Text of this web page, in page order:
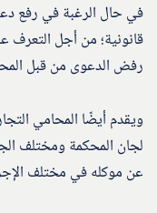
في حال الرغبة في رفع
قانونية؛ من أجل
رفض الدعوى من قبل
ويقدم أيضًا المحامي
لجان المحكمة ومختلف
عن موكله في مختلف